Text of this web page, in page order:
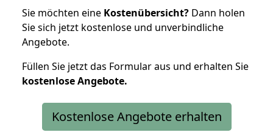
Sie möchten eine Kostenübersicht? Dann holen
Sie sich jetzt kostenlose und unverbindliche
Angebote.
Füllen Sie jetzt das Formular aus und erhalten Sie
kostenloseAngebote.
Kostenlose Angebote erhalten